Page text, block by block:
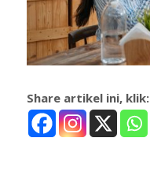
Share artikel ini, klik: